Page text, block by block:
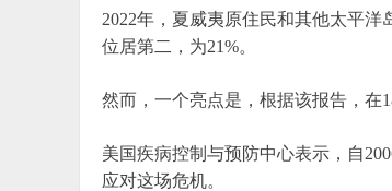
2022年，夏威夷原住民和其他太平
位居第二，为21%。
然而，一个亮点是，根据该报告，在
美国疾病控制与预防中心表示，自
应对这场危机。